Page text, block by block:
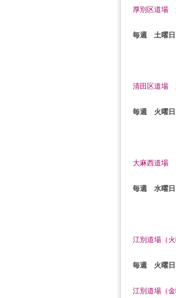
厚別区道場
毎週 土曜
清田区道場
毎週 火曜
大麻西道場
毎週 水曜
江別道場（火
毎週 火曜
江別道場（金